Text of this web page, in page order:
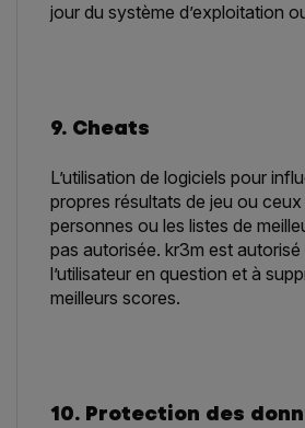
jour du système d’exploitation
9. Cheats
L’utilisation de logiciels pour
propres résultats de jeu ou ceux
personnes ou les listes de
pas autorisée. kr3m est
l’utilisateur en question et à
meilleurs scores.
10. Protection des